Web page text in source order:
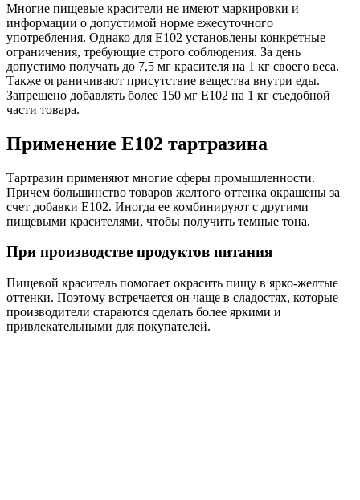
Многие пищевые красители не имеют маркировки и
информации о допустимой норме ежесуточного
употребления. Однако для Е102 установлены конкретные
ограничения, требующие строго соблюдения. За день
допустимо получать до 7,5 мг красителя на 1 кг своего веса.
Также ограничивают присутствие вещества внутри еды.
Запрещено добавлять более 150 мг Е102 на 1 кг съедобной
части товара.
Применение Е102 тартразина
Тартразин применяют многие сферы промышленности.
Причем большинство товаров желтого оттенка окрашены за
счет добавки Е102. Иногда ее комбинируют с другими
пищевыми красителями, чтобы получить темные тона.
При производстве продуктов питания
Пищевой краситель помогает окрасить пищу в ярко-желтые
оттенки. Поэтому встречается он чаще в сладостях, которые
производители стараются сделать более яркими и
привлекательными для покупателей.